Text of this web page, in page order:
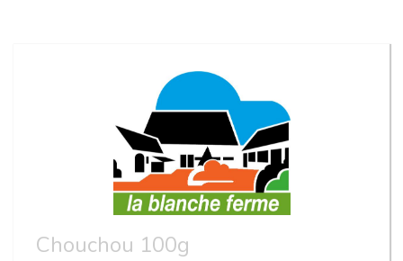
Chouchou 100g